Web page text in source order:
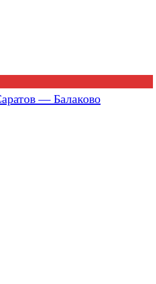
— Балаково